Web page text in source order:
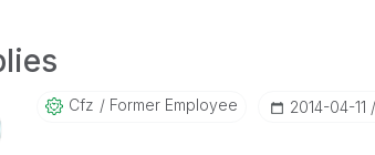
Cfz Former Employee ‎2014-04-11